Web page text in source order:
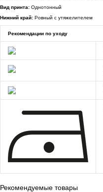
Вид принта: Однотонный
Нижний край: Ровный с утяжелителем
Рекомендации по уходу
Рекомендуемые товары